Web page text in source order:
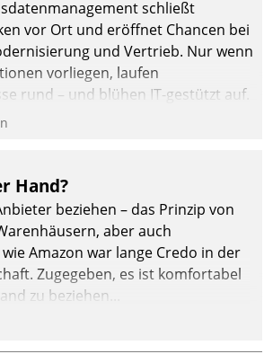
schließt
vor Ort und eröffnet Chancen bei
und Vertrieb. Nur wenn
vorliegen, laufen
rund – und blühen IT-gestützt auf.
Hand?
beziehen – das Prinzip von
aber auch
Amazon war lange Credo in der
Zugegeben, es ist komfortabel
zu beziehen...